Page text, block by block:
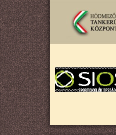
Ugrás a tartalomra